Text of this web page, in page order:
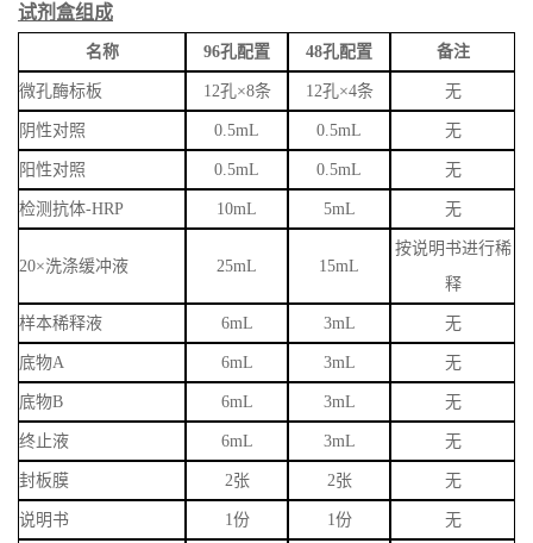
试剂盒组成
名称 96孔配置 48孔配置 备注
微孔酶标板 12孔×8条 12孔×4条 无
阴性对照 0.5mL 0.5mL 无
阳性对照 0.5mL 0.5mL 无
检测抗体-HRP 10mL 5mL 无
20×洗涤缓冲液 25mL 15mL
按说明书进行稀
释
样本稀释液 6mL 3mL 无
底物A 6mL 3mL 无
底物B 6mL 3mL 无
终止液 6mL 3mL 无
封板膜 2张 2张 无
说明书 1份 1份 无